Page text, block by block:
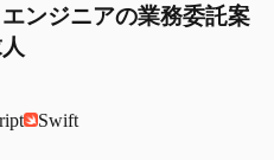
ンジニアの業務委託案
Swift